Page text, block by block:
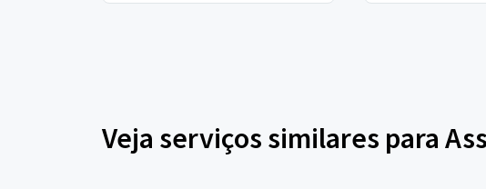
Veja serviços similares para